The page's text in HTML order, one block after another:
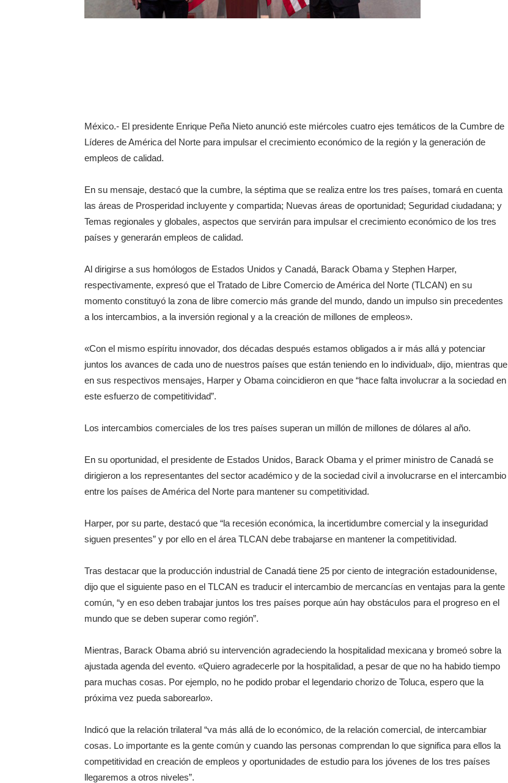
México.- El presidente Enrique Peña Nieto anunció este miércoles cuatro ejes temáticos de la Cumbre de
Líderes de América del Norte para impulsar el crecimiento económico de la región y la generación de
empleos de calidad.
En su mensaje, destacó que la cumbre, la séptima que se realiza entre los tres países, tomará en cuenta
las áreas de Prosperidad incluyente y compartida; Nuevas áreas de oportunidad; Seguridad ciudadana; y
Temas regionales y globales, aspectos que servirán para impulsar el crecimiento económico de los tres
países y generarán empleos de calidad.
Al dirigirse a sus homólogos de Estados Unidos y Canadá, Barack Obama y Stephen Harper,
respectivamente, expresó que el Tratado de Libre Comercio de América del Norte (TLCAN) en su
momento constituyó la zona de libre comercio más grande del mundo, dando un impulso sin precedentes
a los intercambios, a la inversión regional y a la creación de millones de empleos».
«Con el mismo espíritu innovador, dos décadas después estamos obligados a ir más allá y potenciar
juntos los avances de cada uno de nuestros países que están teniendo en lo individual», dijo, mientras que
en sus respectivos mensajes, Harper y Obama coincidieron en que “hace falta involucrar a la sociedad en
este esfuerzo de competitividad”.
Los intercambios comerciales de los tres países superan un millón de millones de dólares al año.
En su oportunidad, el presidente de Estados Unidos, Barack Obama y el primer ministro de Canadá se
dirigieron a los representantes del sector académico y de la sociedad civil a involucrarse en el intercambio
entre los países de América del Norte para mantener su competitividad.
Harper, por su parte, destacó que “la recesión económica, la incertidumbre comercial y la inseguridad
siguen presentes” y por ello en el área TLCAN debe trabajarse en mantener la competitividad.
Tras destacar que la producción industrial de Canadá tiene 25 por ciento de integración estadounidense,
dijo que el siguiente paso en el TLCAN es traducir el intercambio de mercancías en ventajas para la gente
común, “y en eso deben trabajar juntos los tres países porque aún hay obstáculos para el progreso en el
mundo que se deben superar como región”.
Mientras, Barack Obama abrió su intervención agradeciendo la hospitalidad mexicana y bromeó sobre la
ajustada agenda del evento. «Quiero agradecerle por la hospitalidad, a pesar de que no ha habido tiempo
para muchas cosas. Por ejemplo, no he podido probar el legendario chorizo de Toluca, espero que la
próxima vez pueda saborearlo».
Indicó que la relación trilateral “va más allá de lo económico, de la relación comercial, de intercambiar
cosas. Lo importante es la gente común y cuando las personas comprendan lo que significa para ellos la
competitividad en creación de empleos y oportunidades de estudio para los jóvenes de los tres países
llegaremos a otros niveles”.